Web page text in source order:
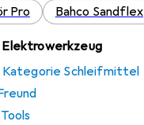
Pro
Bahco Sandflex
Elektrowerkzeug
Kategorie Schleifmittel